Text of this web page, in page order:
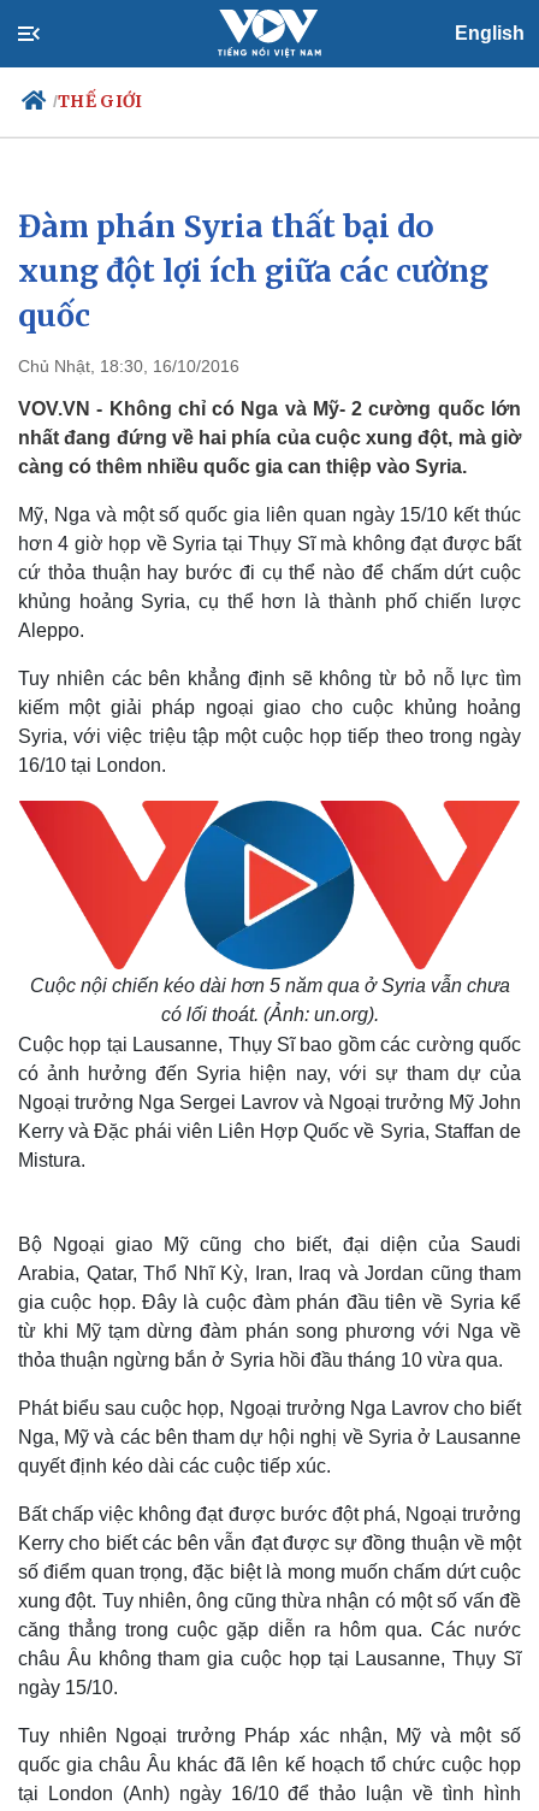
English
/THẾ GIỚI
Chính trị
Tổ chức nhân sự
Quốc hội
Nhận diện sự thật
Xã hội
Tin 24h
Dự báo thời tiết
Đàm phán Syria thất bại do
xung đột lợi ích giữa các cường
quốc
Chủ Nhật, 18:30, 16/10/2016
VOV.VN - Không chỉ có Nga và Mỹ- 2 cường quốc lớn
nhất đang đứng về hai phía của cuộc xung đột, mà giờ
càng có thêm nhiều quốc gia can thiệp vào Syria.
Mỹ, Nga và một số quốc gia liên quan ngày 15/10 kết thúc
hơn 4 giờ họp về Syria tại Thụy Sĩ mà không đạt được bất
cứ thỏa thuận hay bước đi cụ thể nào để chấm dứt cuộc
khủng hoảng Syria, cụ thể hơn là thành phố chiến lược
Aleppo.
Tuy nhiên các bên khẳng định sẽ không từ bỏ nỗ lực tìm
kiếm một giải pháp ngoại giao cho cuộc khủng hoảng
Syria, với việc triệu tập một cuộc họp tiếp theo trong ngày
16/10 tại London.
Cuộc nội chiến kéo dài hơn 5 năm qua ở Syria vẫn chưa
có lối thoát. (Ảnh: un.org).
Cuộc họp tại Lausanne, Thụy Sĩ bao gồm các cường quốc
có ảnh hưởng đến Syria hiện nay, với sự tham dự của
Ngoại trưởng Nga Sergei Lavrov và Ngoại trưởng Mỹ John
Kerry và Đặc phái viên Liên Hợp Quốc về Syria, Staffan de
Mistura.
Bộ Ngoại giao Mỹ cũng cho biết, đại diện của Saudi
Arabia, Qatar, Thổ Nhĩ Kỳ, Iran, Iraq và Jordan cũng tham
gia cuộc họp. Đây là cuộc đàm phán đầu tiên về Syria kể
từ khi Mỹ tạm dừng đàm phán song phương với Nga về
thỏa thuận ngừng bắn ở Syria hồi đầu tháng 10 vừa qua.
Phát biểu sau cuộc họp, Ngoại trưởng Nga Lavrov cho biết
Nga, Mỹ và các bên tham dự hội nghị về Syria ở Lausanne
quyết định kéo dài các cuộc tiếp xúc.
Bất chấp việc không đạt được bước đột phá, Ngoại trưởng
Kerry cho biết các bên vẫn đạt được sự đồng thuận về một
số điểm quan trọng, đặc biệt là mong muốn chấm dứt cuộc
xung đột. Tuy nhiên, ông cũng thừa nhận có một số vấn đề
căng thẳng trong cuộc gặp diễn ra hôm qua. Các nước
châu Âu không tham gia cuộc họp tại Lausanne, Thụy Sĩ
ngày 15/10.
Tuy nhiên Ngoại trưởng Pháp xác nhận, Mỹ và một số
quốc gia châu Âu khác đã lên kế hoạch tổ chức cuộc họp
tại London (Anh) ngày 16/10 để thảo luận về tình hình